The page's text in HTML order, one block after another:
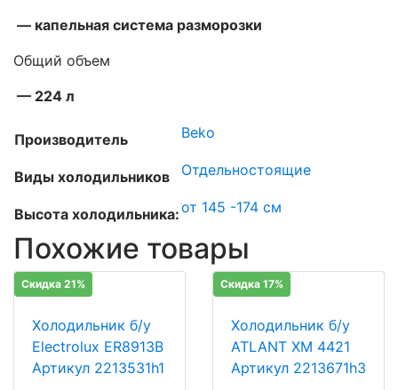
— капельная система разморозки
Общий объем
— 224 л
Производитель Beko
Виды холодильников Отдельностоящие
Высота холодильника:от 145 -174 см
Похожие товары
Скидка 21%
Холодильник б/у
Electrolux ER8913B
Артикул 2213531h1
Скидка 17%
Холодильник б/у
ATLANT ХМ 4421
Артикул 2213671h3